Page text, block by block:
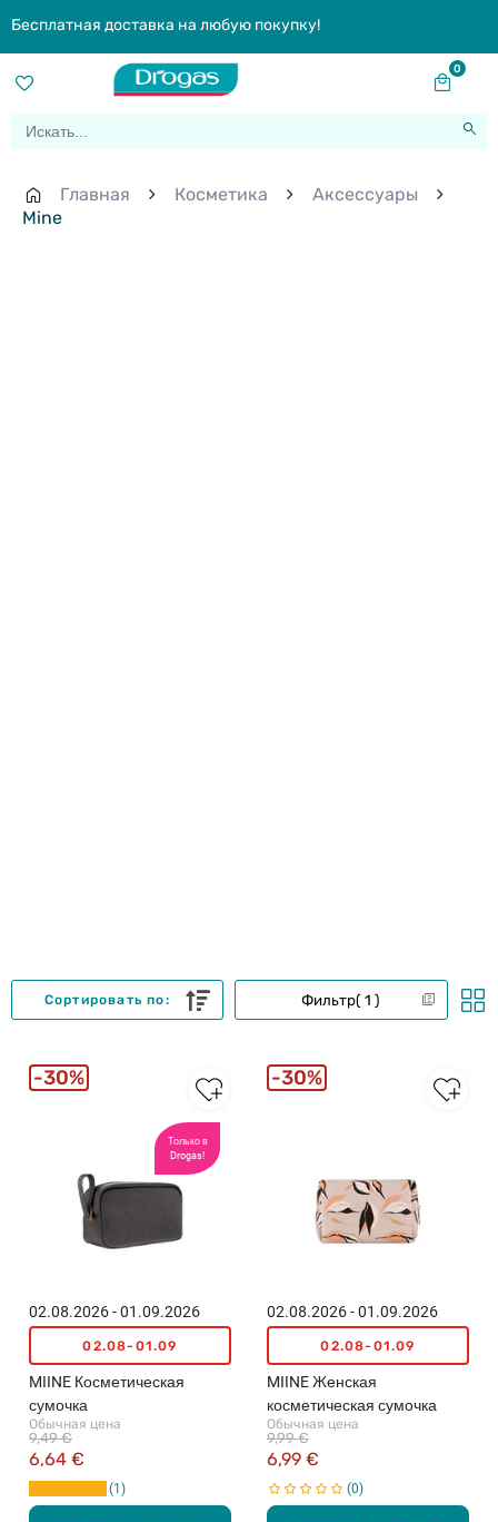
Бесплатная доставка на любую покупку!
0
Главная Косметика
Aксессуары
Mine
Фильтр 1
Сортировать по:
Только в
Drogas!
02.08.2026 - 01.09.2026
02.08-01.09
MIINE Косметическая
сумочка
Обычная цена
6,64 €
9,49 €
1
30%
02.08.2026 - 01.09.2026
02.08-01.09
MIINE Женская
косметическая сумочка
Обычная цена
6,99 €
9,99 €
0
30%